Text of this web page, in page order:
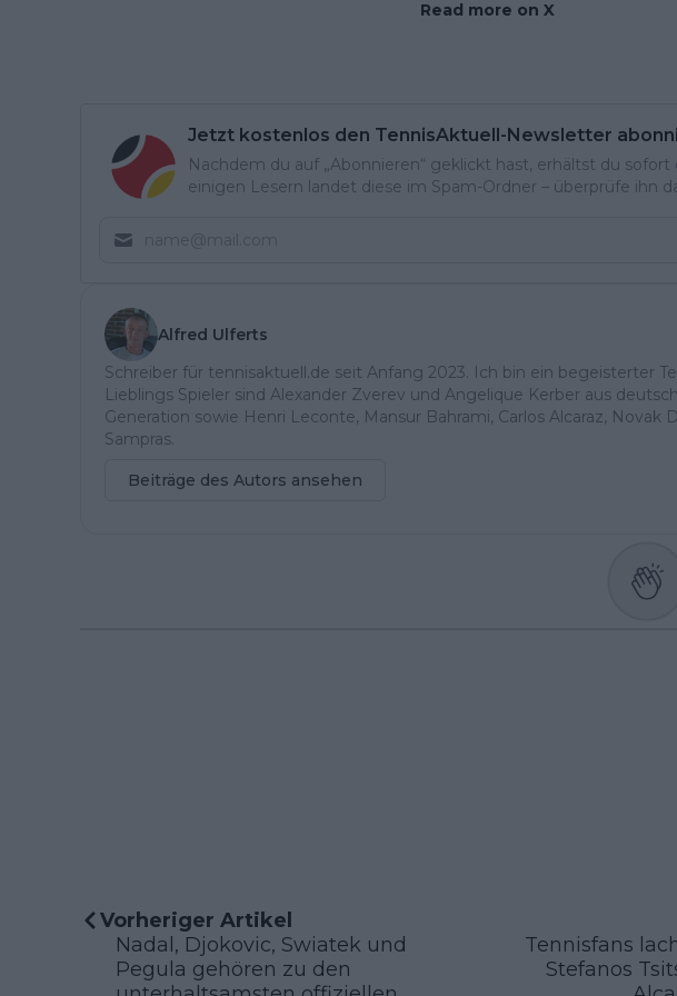
Read more on X
Jetzt kostenlos den TennisAktuell-Newsletter
Nachdem du auf „Abonnieren“ geklickt hast, erhältst du sofort
einigen Lesern landet diese im Spam-Ordner – überprüfe ihn
Alfred Ulferts
Schreiber für tennisaktuell.de seit Anfang 2023. Ich bin ein begeisterter
Lieblings Spieler sind Alexander Zverev und Angelique Kerber aus
Generation sowie Henri Leconte, Mansur Bahrami, Carlos Alcaraz, Novak
Sampras.
Beiträge des Autors ansehen
Vorheriger Artikel
Nadal, Djokovic, Swiatek und
Pegula gehören zu den
Tennisfans
Stefanos